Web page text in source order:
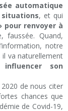
automatique
situations, et qui
pour renvoyer à
faussée. Quand,
notre
va naturellement
influencer son
de nous citer
chances que
de Covid-19,